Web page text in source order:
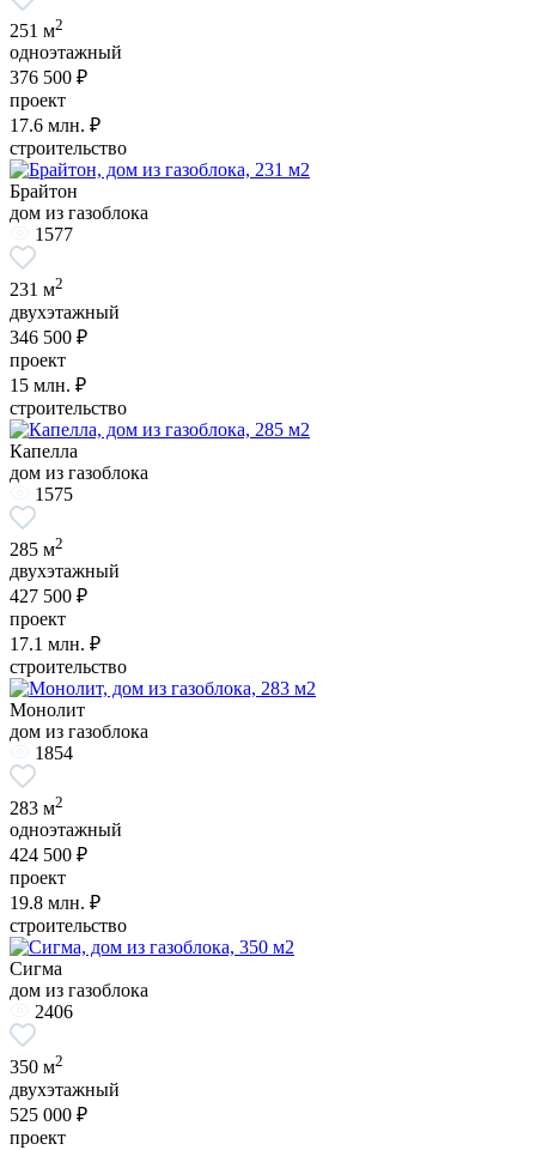
251 м2
одноэтажный
376 500 ₽
проект
17.6 млн. ₽
строительство
Брайтон
дом из газоблока
1577
231 м2
двухэтажный
346 500 ₽
проект
15 млн. ₽
строительство
Капелла
дом из газоблока
1575
285 м2
двухэтажный
427 500 ₽
проект
17.1 млн. ₽
строительство
Монолит
дом из газоблока
1854
283 м2
одноэтажный
424 500 ₽
проект
19.8 млн. ₽
строительство
Сигма
дом из газоблока
2406
350 м2
двухэтажный
525 000 ₽
проект